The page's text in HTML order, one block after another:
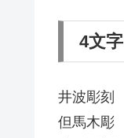
4文字
井波彫刻
但馬木彫